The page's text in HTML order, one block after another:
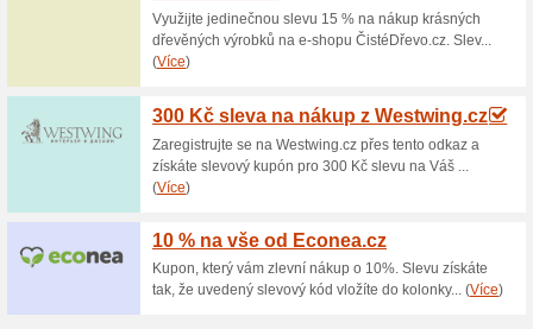
V e-shopu Koberce1.cz
(platí jen do vyprodání
ODETT: koberec typu
vzorem. Koberce mají
příjemné a měkoučké na